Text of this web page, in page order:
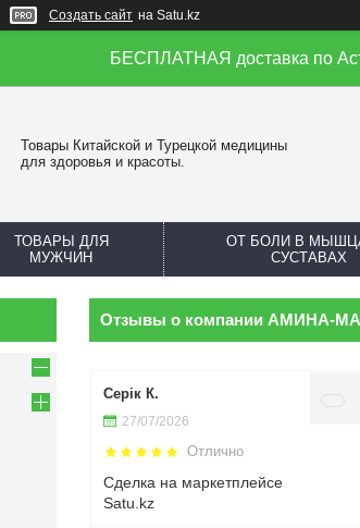
Создать сайт на Satu.kz
БЕСПЛАТНАЯ доставка по
Товары Китайской и Турецкой медицины
для здоровья и красоты.
ТОВАРЫ ДЛЯ
МУЖЧИН
ОТ БОЛИ В
СУСТАВАХ
Отзывы о компании АМИНА-
Серік К.
27/07/2026
Отлично
Сделка на маркетплейсе
Satu.kz